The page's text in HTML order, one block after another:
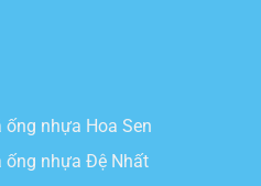
ống nhựa Hoa Sen
ống nhựa Đệ Nhất